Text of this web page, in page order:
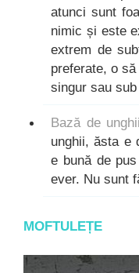
atunci sunt
nimic și este
extrem de
preferate, o
singur sau
Bază de
unghii, ăsta e
e bună de
ever. Nu sunt
MOFTULEȚE